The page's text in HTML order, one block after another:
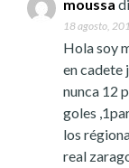
moussa
18 agosto,
Hola soy
en cadete
nunca 12
goles
los
real